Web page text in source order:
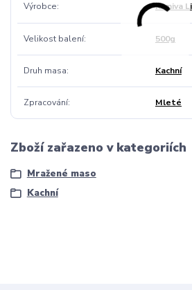
Výrobce Krmiva
Velikost balení 500g
Druh masa Kachní
Zpracování Mleté
Zboží zařazeno v kategoriích
Mražené maso
Kachní